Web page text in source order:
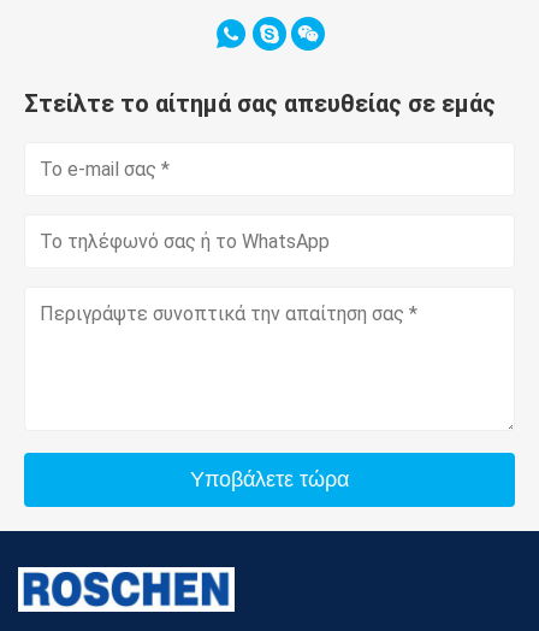
Στείλτε το αίτημά σας απευθείας σε εμάς
Υποβάλετε τώρα